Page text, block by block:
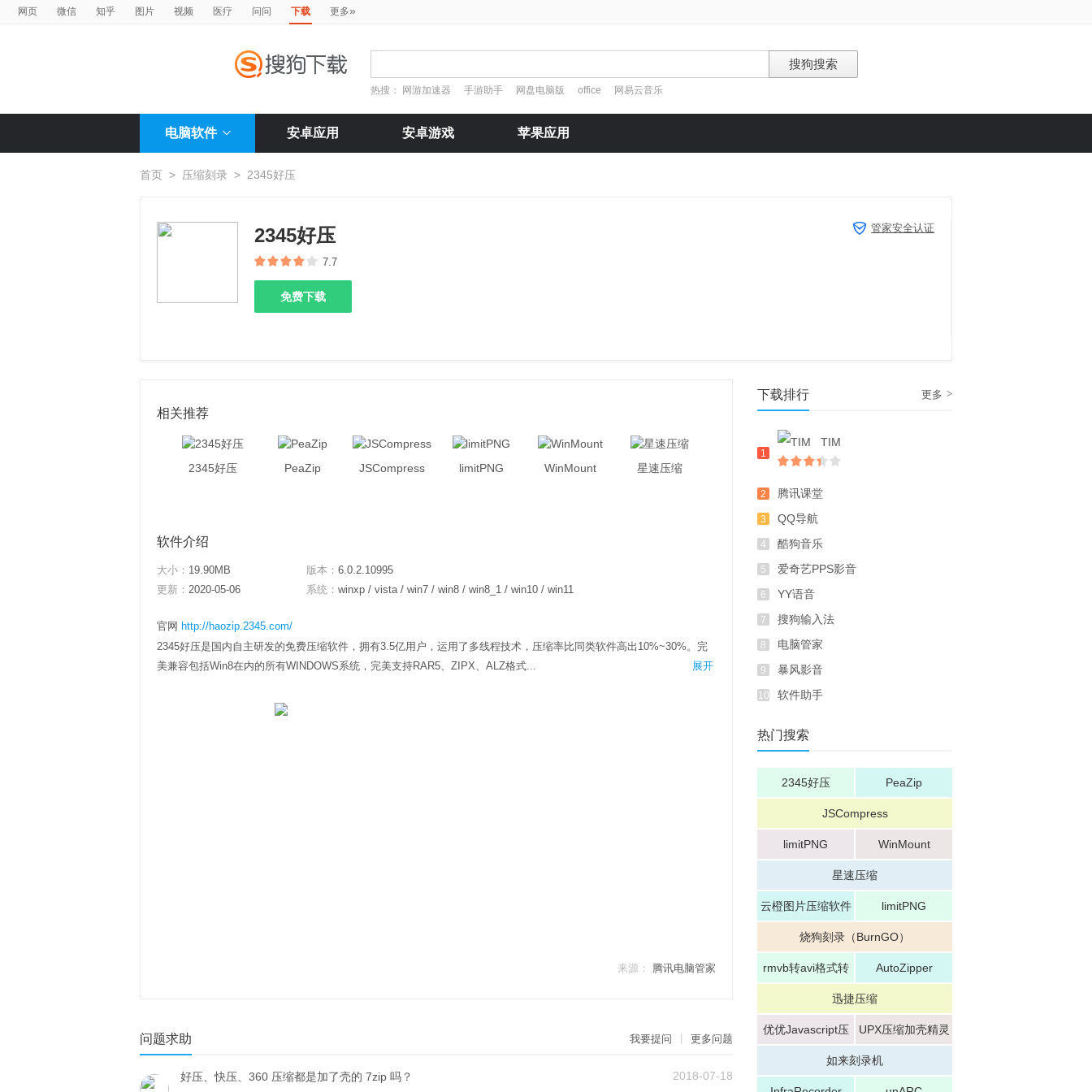
网页 微信 知乎 图片 视频 医疗 问问 下载 更多»
热搜： 网游加速器 手游助手 网盘电脑版 office 网易云音乐
电脑软件 安卓应用 安卓游戏 苹果应用
首页 > 压缩刻录 > 2345好压
2345好压
7.7
免费下载
管家安全认证
相关推荐
2345好压 PeaZip JSCompress limitPNG WinMount 星速压缩
软件介绍
大小： 19.90MB 版本： 6.0.2.10995
更新： 2020-05-06 系统： winxp / vista / win7 / win8 / win8_1 / win10 / win11
官网 http://haozip.2345.com/
2345好压是国内自主研发的免费压缩软件，拥有3.5亿用户，运用了多线程技术，压缩率比同类软件高出10%~30%。完
美兼容包括Win8在内的所有WINDOWS系统，完美支持RAR5、ZIPX、ALZ格式...
展开
来源： 腾讯电脑管家
问题求助 我要提问 更多问题
好压、快压、360 压缩都是加了壳的 7zip 吗？ 2018-07-18
下载排行 更多 >
1
TIM
2 腾讯课堂
3 QQ导航
4 酷狗音乐
5 爱奇艺PPS影音
6 YY语音
7 搜狗输入法
8 电脑管家
9 暴风影音
10 软件助手
热门搜索
2345好压 PeaZip
JSCompress
limitPNG WinMount
星速压缩
云橙图片压缩软件 limitPNG
烧狗刻录（BurnGO）
rmvb转avi格式转 AutoZipper
迅捷压缩
优优Javascript压 UPX压缩加壳精灵
如来刻录机